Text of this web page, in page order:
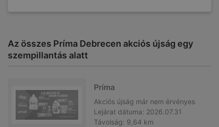
Az összes Príma Debrecen akciós újság egy
szempillantás alatt
Príma
Akciós újság már nem érvényes
Lejárat dátuma: 2026.07.31
Távolság: 9,64 km